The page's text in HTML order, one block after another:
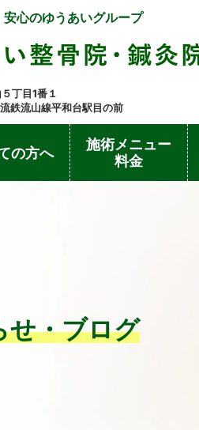
心のゆうあいグループ
丁目1番１
鉄流山線平和台駅目の前
の方へ
施術メニュー
料金
せ・ブログ